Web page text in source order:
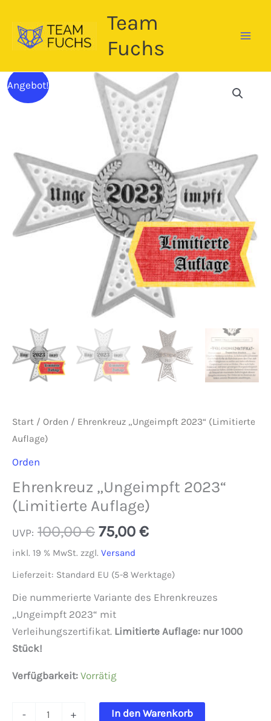
Inhalt
springen
Team
Fuchs
Angebot!
Start / Orden / Ehrenkreuz „Ungeimpft 2023“ (Limitierte
Auflage)
Orden
Ehrenkreuz „Ungeimpft 2023“
(Limitierte Auflage)
UVP: 100,00€ Ursprünglicher
Preis
100,00 €
75,00 €Aktueller
75,00 €.
inkl. 19 % MwSt. zzgl. Versand
Lieferzeit: Standard EU (5-8 Werktage)
Die nummerierte Variante des Ehrenkreuzes
„Ungeimpft 2023“ mit
Verleihungszertifikat. Limitierte Auflage: nur 1000
Stück!
Verfügbarkeit: Vorrätig
-
Ehrenkreuz
+ In den Warenkorb